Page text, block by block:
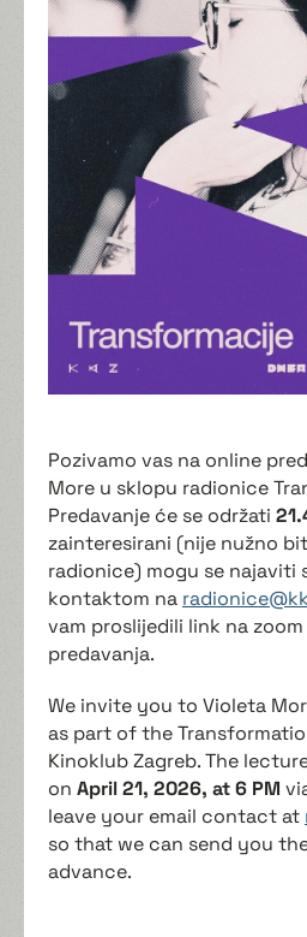
Pozivamo vas na online
More u sklopu radionice
Predavanje će se održati
zainteresirani (nije nužno
radionice) mogu se najaviti
kontaktom na
vam proslijedili link na
predavanja.
We invite you to Violeta
as part of the
Kinoklub Zagreb. The
on April 21, 2026, at 6 PM
leave your email contact at
so that we can send you
advance.